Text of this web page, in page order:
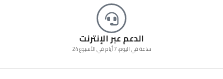
الدعم عبر الإنترنت
24 ساعة في اليوم، 7 أيام في الأسبوع